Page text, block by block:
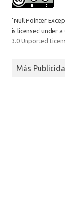
"Null Pointer
is licensed under a
3.0 Unported
Más